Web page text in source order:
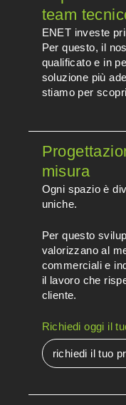
team
ENET investe
Per questo, il
qualificato e in
soluzione più
stiamo per
misura
Ogni spazio è
uniche.
Per questo
valorizzano al
commerciali e
il lavoro che
cliente.
Richiedi oggi il
richiedi il tuo